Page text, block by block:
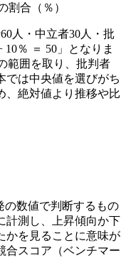
割合（％）
人・中立者30人・批
％ ＝ 50」となりま
範囲を取り、批判者
では中央値を選びがち
、絶対値より推移や比
の数値で判断するもの
計測し、上昇傾向か下
かを見ることに意味が
合スコア（ベンチマー